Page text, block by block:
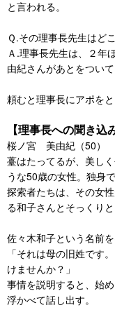
と言われる。
Ｑ.その理事長先生はど
Ａ.理事長先生は、２年
由紀さんがあとをつい
頼むと理事長にアポを
【理事長への聞き込
桜ノ宮 美由紀（50）
薹はたってるが、美し
うな50歳の女性。独身で
探索者たちは、その女
る和子さんとそっくり
佐々木和子という名前
「それは母の旧姓です
けませんか？」
事情を説明すると、始
浮かべて話し出す。